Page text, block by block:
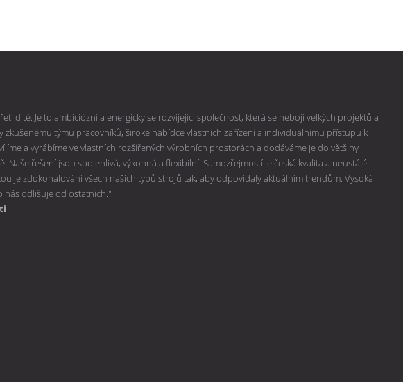
dítě. Je to ambiciózní a energicky se rozvíjející společnost, která se nebojí velkých projektů a
zkušenému týmu pracovníků, široké nabídce vlastních zařízení a individuálnímu přístupu k
a vyrábíme ve vlastních rozšířených výrobních prostorách a dodáváme je do většiny
Naše řešení jsou spolehlivá, výkonná a flexibilní. Samozřejmostí je česká kvalita a neustálé
je zdokonalování všech našich typů strojů tak, aby odpovídaly aktuálním trendům. Vysoká
nás odlišuje od ostatních."